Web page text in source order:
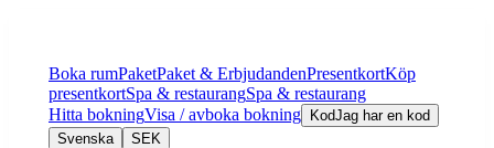
Boka rumPaketPaket & ErbjudandenPresentkortKöp
presentkortSpa & restaurangSpa & restaurang
Hitta bokningVisa / avboka bokning KodJag har en kod
Svenska
SEK